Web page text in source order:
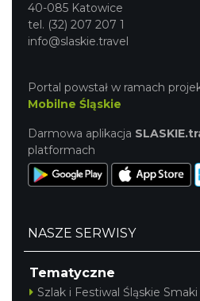
40-085 Katowice
tel. (32) 207 207 1
info@slaskie.travel
Portal powstał w ramach
Mobilne Śląskie
Darmowa aplikacja
platformach
NASZE SERWISY
Tematyczne
Szlak i Festiwal Śląskie Smaki